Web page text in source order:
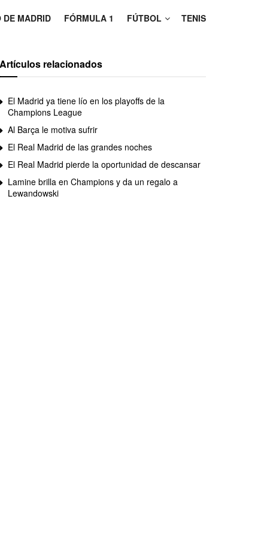
DE MADRID FÓRMULA 1 FÚTBOL TENIS
Artículos relacionados
El Madrid ya tiene lío en los playoffs de la
Champions League
Al Barça le motiva sufrir
El Real Madrid de las grandes noches
El Real Madrid pierde la oportunidad de descansar
Lamine brilla en Champions y da un regalo a
Lewandowski